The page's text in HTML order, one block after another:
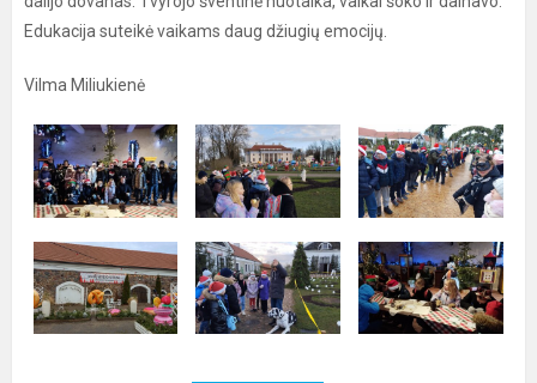
Edukacija suteikė vaikams daug džiugių emocijų.
Vilma Miliukienė